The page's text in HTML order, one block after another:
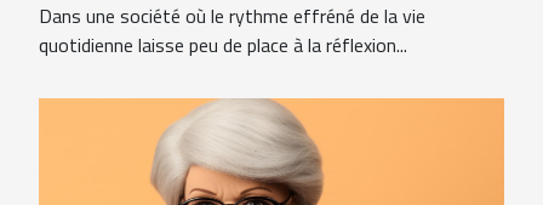
Dans une société où le rythme effréné de la vie
quotidienne laisse peu de place à la réflexion...